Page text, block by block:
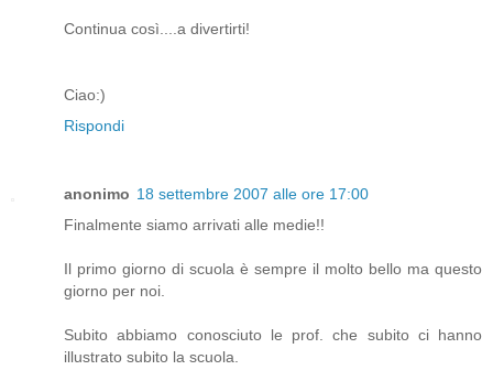
Continua così....a divertirti!
Ciao:)
Rispondi
anonimo 18 settembre 2007 alle ore 17:00
Finalmente siamo arrivati alle medie!!
Il primo giorno di scuola è sempre il molto bello ma questo
giorno per noi.
Subito abbiamo conosciuto le prof. che subito ci hanno
illustrato subito la scuola.